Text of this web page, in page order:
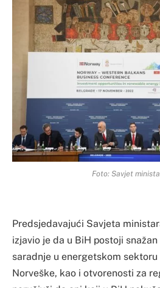
Foto: Savjet
Predsjedavajući Savjeta
izjavio je da u BiH postoji
saradnje u energetskom
Norveške, kao i otvorenosti za